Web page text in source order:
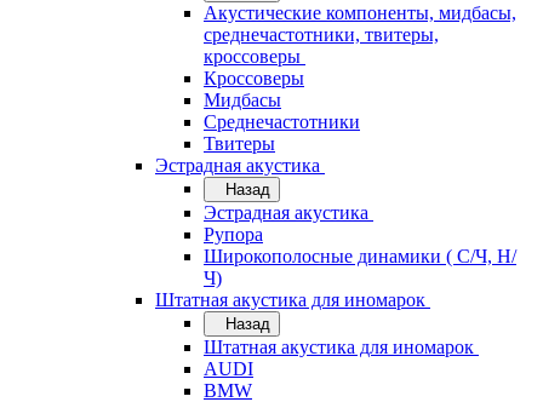
Акустические компоненты, мидбасы,
среднечастотники, твитеры,
кроссоверы
Кроссоверы
Мидбасы
Среднечастотники
Твитеры
Эстрадная акустика
Назад
Эстрадная акустика
Рупора
Широкополосные динамики ( С/Ч, Н/
Ч)
Штатная акустика для иномарок
Назад
Штатная акустика для иномарок
AUDI
BMW